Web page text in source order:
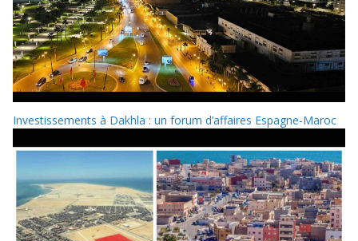
Investissements à Dakhla : un forum d’affaires Espagne-Maroc